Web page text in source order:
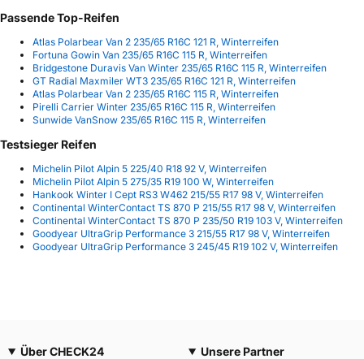
Passende Top-Reifen
Atlas Polarbear Van 2 235/65 R16C 121 R, Winterreifen
Fortuna Gowin Van 235/65 R16C 115 R, Winterreifen
Bridgestone Duravis Van Winter 235/65 R16C 115 R, Winterreifen
GT Radial Maxmiler WT3 235/65 R16C 121 R, Winterreifen
Atlas Polarbear Van 2 235/65 R16C 115 R, Winterreifen
Pirelli Carrier Winter 235/65 R16C 115 R, Winterreifen
Sunwide VanSnow 235/65 R16C 115 R, Winterreifen
Testsieger Reifen
Michelin Pilot Alpin 5 225/40 R18 92 V, Winterreifen
Michelin Pilot Alpin 5 275/35 R19 100 W, Winterreifen
Hankook Winter I Cept RS3 W462 215/55 R17 98 V, Winterreifen
Continental WinterContact TS 870 P 215/55 R17 98 V, Winterreifen
Continental WinterContact TS 870 P 235/50 R19 103 V, Winterreifen
Goodyear UltraGrip Performance 3 215/55 R17 98 V, Winterreifen
Goodyear UltraGrip Performance 3 245/45 R19 102 V, Winterreifen
Über CHECK24
Unsere Partner